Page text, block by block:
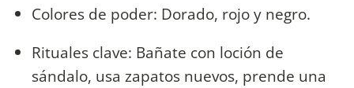
Colores de poder: Dorado, rojo y negro.
Rituales clave: Bañate con loción de
sándalo, usa zapatos nuevos, prende una